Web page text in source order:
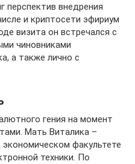
перспектив внедрения
и криптосети эфириум
визита он встречался с
чиновниками
а также лично с
гения на момент
Мать Виталика –
факультете
техники. По